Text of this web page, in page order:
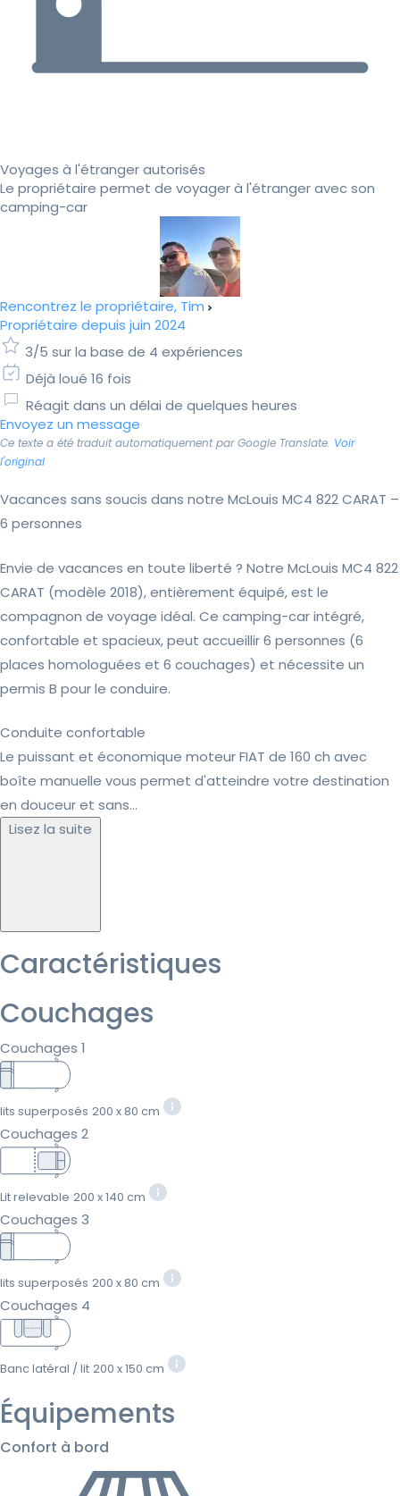
Voyages à l'étranger autorisés
Le propriétaire permet de voyager à l'étranger avec son
camping-car
Rencontrez le propriétaire, Tim
Propriétaire depuis juin 2024
3/5 sur la base de 4 expériences
Déjà loué 16 fois
Réagit dans un délai de quelques heures
Envoyez un message
Ce texte a été traduit automatiquement par Google Translate. Voir
l'original
Vacances sans soucis dans notre McLouis MC4 822 CARAT –
6 personnes
Envie de vacances en toute liberté ? Notre McLouis MC4 822
CARAT (modèle 2018), entièrement équipé, est le
compagnon de voyage idéal. Ce camping-car intégré,
confortable et spacieux, peut accueillir 6 personnes (6
places homologuées et 6 couchages) et nécessite un
permis B pour le conduire.
Conduite confortable
Le puissant et économique moteur FIAT de 160 ch avec
boîte manuelle vous permet d'atteindre votre destination
en douceur et sans...
Lisez la suite
Caractéristiques
Couchages
Couchages 1
lits superposés 200 x 80 cm
Couchages 2
Lit relevable 200 x 140 cm
Couchages 3
lits superposés 200 x 80 cm
Couchages 4
Banc latéral / lit 200 x 150 cm
Équipements
Confort à bord